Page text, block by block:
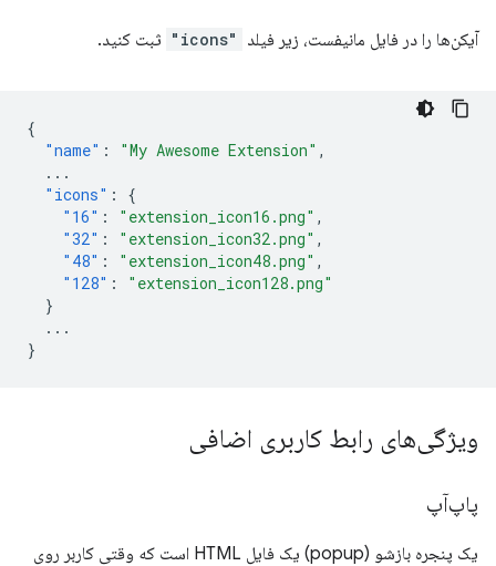
آیکن‌ها را در فایل مانیفست، زیر فیلد "icons" ثبت کنید.
{
"name" : "My Awesome Extension" ,
...
"icons" :
{
"16" : "extension_icon16.png" ,
"32" : "extension_icon32.png" ,
"48" : "extension_icon48.png" ,
"128" :
"extension_icon128.png"
}
...
}
ویژگی‌های رابط کاربری اضافی
پاپ‌آپ
یک پنجره بازشو (popup) یک فایل HTML است که وقتی کاربر روی